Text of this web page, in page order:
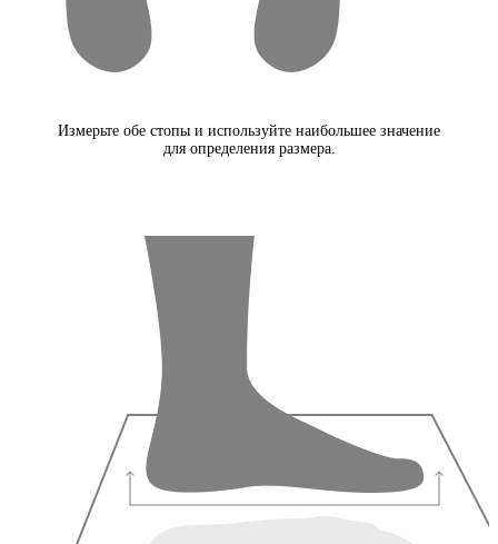
Измерьте обе стопы и используйте наибольшее значение
для определения размера.